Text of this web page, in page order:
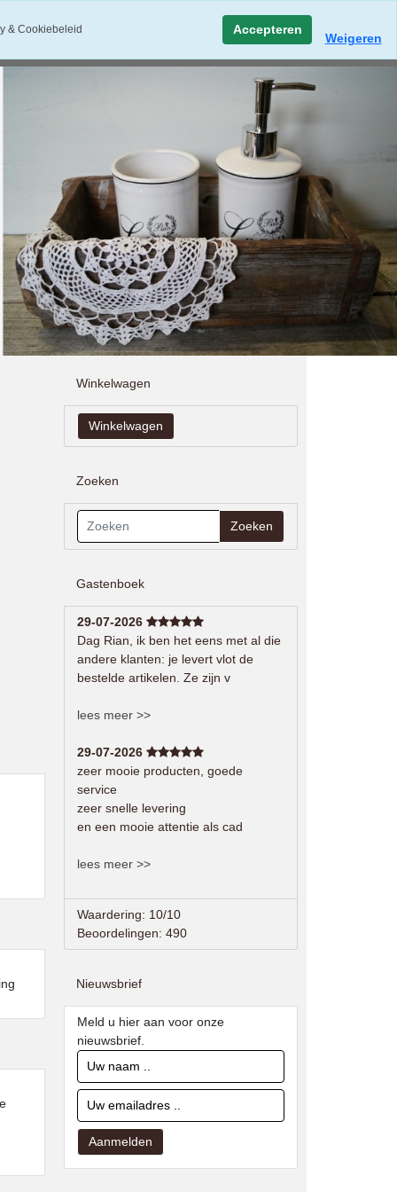
Winkelwagen
Zoeken
Zoeken
Gastenboek
29-07-2026
Dag Rian, ik ben het eens met al die
andere klanten: je levert vlot de
bestelde artikelen. Ze zijn v
lees meer >>
29-07-2026
zeer mooie producten, goede
service
zeer snelle levering
en een mooie attentie als cad
lees meer >>
Waardering: 10/10
Beoordelingen: 490
Nieuwsbrief
Meld u hier aan voor onze
nieuwsbrief.
& Cookiebeleid Accepteren
Weigeren